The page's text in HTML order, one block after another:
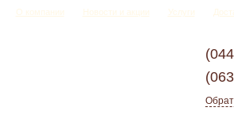
О компании Новости и акции Услуги